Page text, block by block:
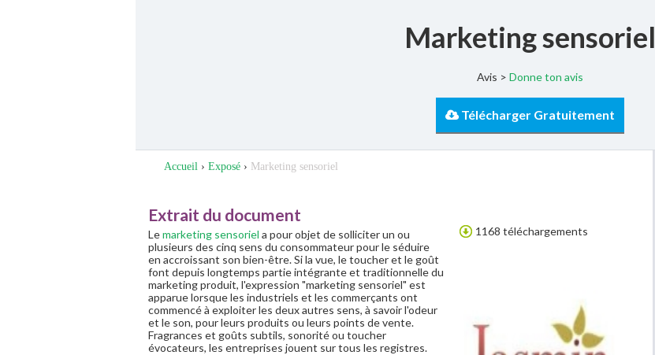
Marketing sensoriel
Avis > Donne ton avis
Télécharger Gratuitement
Accueil › Exposé › Marketing sensoriel
1168 téléchargements
Extrait du document
Lemarketing sensoriel a pour objet de solliciter un ou
plusieurs des cinq sens du consommateur pour le séduire
en accroissant son bien-être. Si la vue, le toucher et le goût
font depuis longtemps partie intégrante et traditionnelle du
marketing produit, l'expression "marketing sensoriel" est
apparue lorsque les industriels et les commerçants ont
commencé à exploiter les deux autres sens, à savoir l'odeur
et le son, pour leurs produits ou leurs points de vente.
Fragrances et goûts subtils, sonorité ou toucher
évocateurs, les entreprises jouent sur tous les registres.